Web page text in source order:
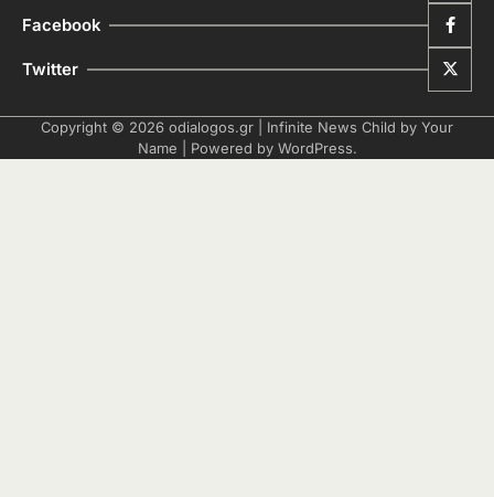
Facebook
Twitter
Copyright © 2026 odialogos.gr | Infinite News Child by Your
Name | Powered by WordPress.